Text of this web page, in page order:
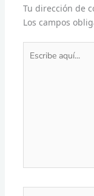
Tu dirección de
Los campos
aquí...